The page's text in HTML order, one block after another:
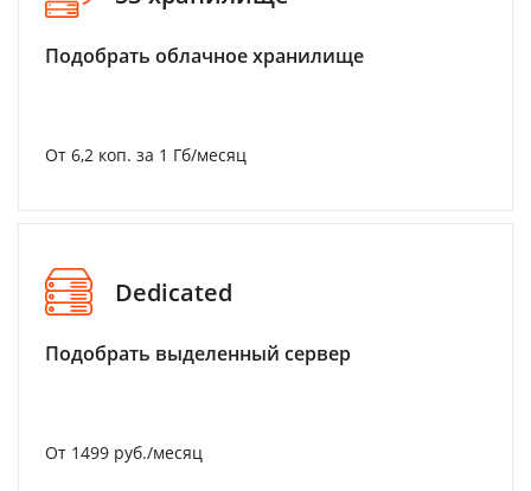
Подобрать облачное хранилище
От 6,2 коп. за 1 Гб/месяц
Dedicated
Подобрать выделенный сервер
От 1499 руб./месяц